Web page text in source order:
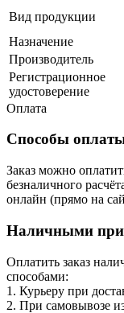
Вид продукции
Назначение
Производитель
Регистрационное
удостоверение
Оплата
Способы
Заказ можно
безналичного
онлайн (прямо на
Наличными при
Оплатить заказ
способами:
1. Курьеру при
2. При самовывозе